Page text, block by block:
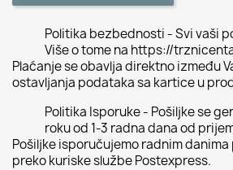
Politika bezbednosti - Svi vaši
Više o tome na https://
Plaćanje se obavlja direktno između
ostavljanja podataka sa kartice u
Politika Isporuke - Pošiljke se
roku od 1-3 radna dana od
Pošiljke isporučujemo radnim
preko kuriske službe Postexpress.